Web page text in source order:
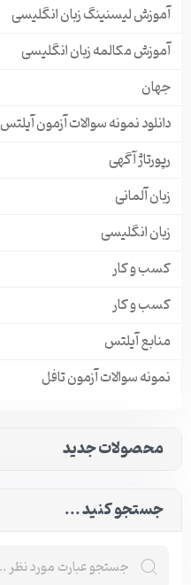
آموزش لیسنینگ زبان انگلیسی
آموزش مکالمه زبان انگلیسی
جهان
دانلود نمونه سوالات آزمون آیلتس
رپورتاژ آگهی
زبان آلمانی
زبان انگلیسی
کسب و کار
کسب و کار
منابع آیلتس
نمونه سوالات آزمون تافل
محصولات جدید
جستجو کنید ...